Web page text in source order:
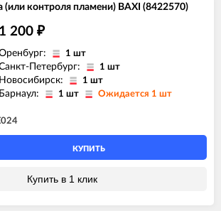
(или контроля пламени) BAXI (8422570)
1 200 ₽
1 шт
Петербург: 1 шт
Новосибирск: 1 шт
Барнаул: 1 шт Ожидается 1 шт
КУПИТЬ
Купить в 1 клик